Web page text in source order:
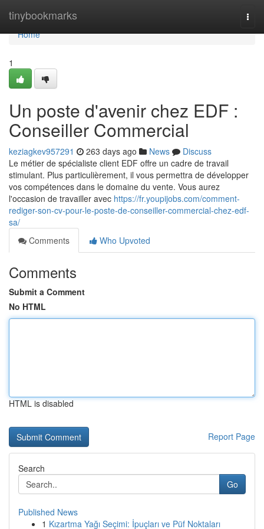
tinybookmarks
Home
Home
1
Un poste d'avenir chez EDF :
Conseiller Commercial
keziagkev957291 263 days ago News
Discuss
Le métier de spécialiste client EDF offre un cadre de travail
stimulant. Plus particulièrement, il vous permettra de développer
vos compétences dans le domaine du vente. Vous aurez
l'occasion de travailler avec https://fr.youpijobs.com/comment-
rediger-son-cv-pour-le-poste-de-conseiller-commercial-chez-edf-
sa/
Comments
Who Upvoted
Comments
Submit a Comment
No HTML
HTML is disabled
Report Page
Search
Go
Published News
1 Kızartma Yağı Seçimi: İpuçları ve Püf Noktaları